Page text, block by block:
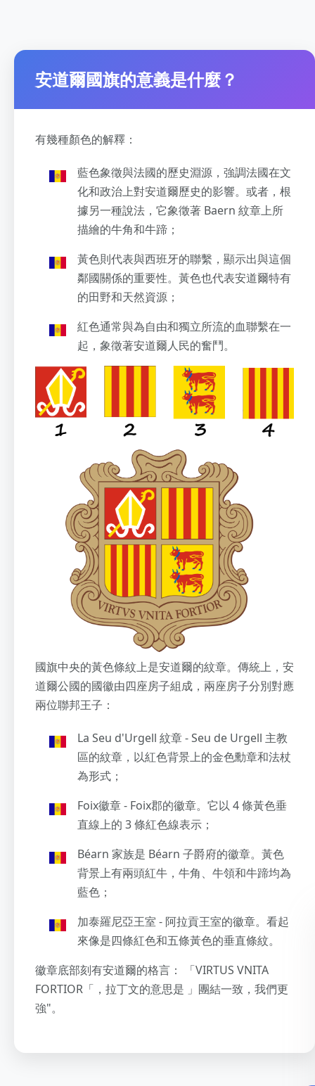
安道爾國旗的意義是什麼？
有幾種顏色的解釋：
藍色象徵與法國的歷史淵源，強調法國在文
化和政治上對安道爾歷史的影響。或者，根
據另一種說法，它象徵著 Baern 紋章上所
描繪的牛角和牛蹄；
黃色則代表與西班牙的聯繫，顯示出與這個
鄰國關係的重要性。黃色也代表安道爾特有
的田野和天然資源；
紅色通常與為自由和獨立所流的血聯繫在一
起，象徵著安道爾人民的奮鬥。
國旗中央的黃色條紋上是安道爾的紋章。傳統上，安
道爾公國的國徽由四座房子組成，兩座房子分別對應
兩位聯邦王子：
La Seu d'Urgell 紋章 - Seu de Urgell 主教
區的紋章，以紅色背景上的金色勳章和法杖
為形式；
Foix徽章 - Foix郡的徽章。它以 4 條黃色垂
直線上的 3 條紅色線表示；
Béarn 家族是 Béarn 子爵府的徽章。黃色
背景上有兩頭紅牛，牛角、牛領和牛蹄均為
藍色；
加泰羅尼亞王室 - 阿拉貢王室的徽章。看起
來像是四條紅色和五條黃色的垂直條紋。
徽章底部刻有安道爾的格言： 「VIRTUS VNITA
FORTIOR「，拉丁文的意思是 」團結一致，我們更
強"。